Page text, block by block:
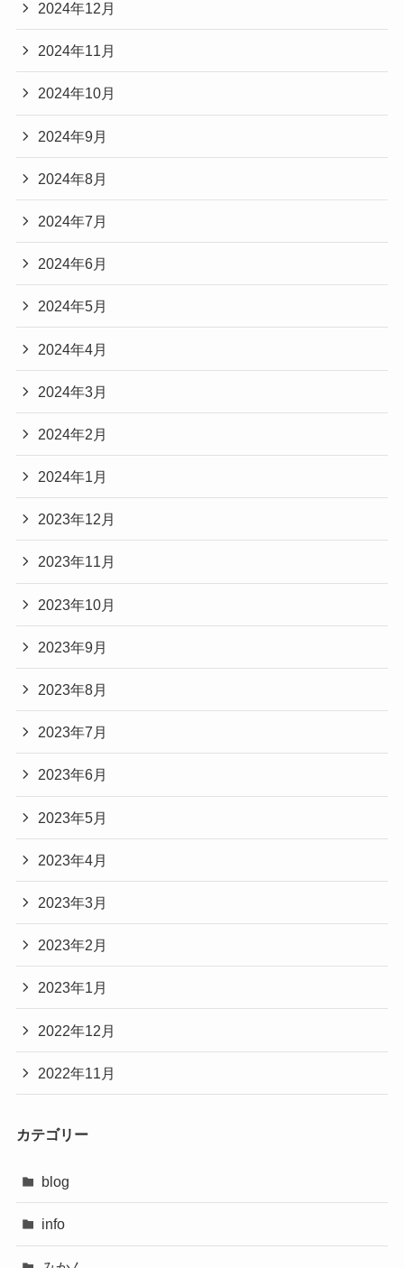
2024年12月
2024年11月
2024年10月
2024年9月
2024年8月
2024年7月
2024年6月
2024年5月
2024年4月
2024年3月
2024年2月
2024年1月
2023年12月
2023年11月
2023年10月
2023年9月
2023年8月
2023年7月
2023年6月
2023年5月
2023年4月
2023年3月
2023年2月
2023年1月
2022年12月
2022年11月
カテゴリー
blog
info